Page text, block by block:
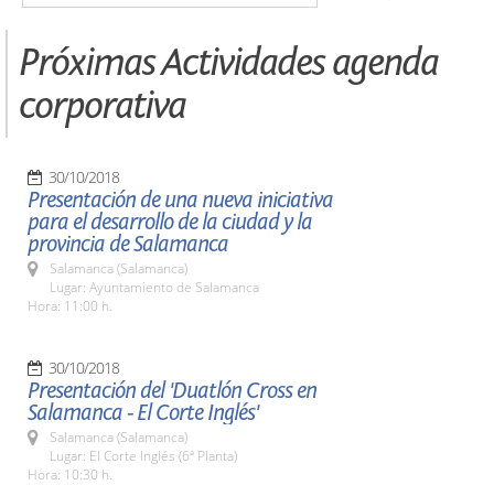
Próximas Actividades agenda
corporativa
30/10/2018
Presentación de una nueva iniciativa
para el desarrollo de la ciudad y la
provincia de Salamanca
Salamanca (Salamanca)
Lugar: Ayuntamiento de Salamanca
Hora: 11:00 h.
30/10/2018
Presentación del 'Duatlón Cross en
Salamanca - El Corte Inglés'
Salamanca (Salamanca)
Lugar: El Corte Inglés (6ª Planta)
Hora: 10:30 h.